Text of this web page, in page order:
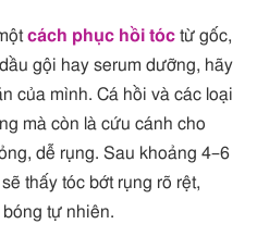
cách phục hồi tóc từ gốc,
gội hay serum dưỡng, hãy
của mình. Cá hồi và các loại
mà còn là cứu cánh cho
dễ rụng. Sau khoảng 4–6
thấy tóc bớt rụng rõ rệt,
tự nhiên.